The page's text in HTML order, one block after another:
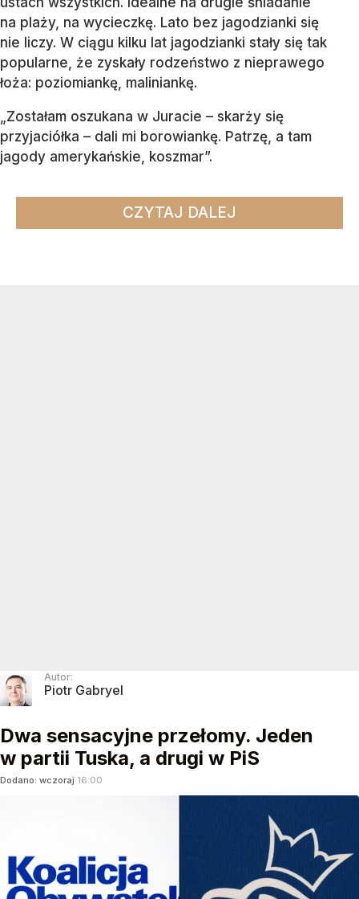
na plaży, na wycieczkę. Lato bez jagodzianki się
nie liczy. W ciągu kilku lat jagodzianki stały się tak
popularne, że zyskały rodzeństwo z nieprawego
łoża: poziomiankę, maliniankę.
„Zostałam oszukana w Juracie – skarży się
przyjaciółka – dali mi borowiankę. Patrzę, a tam
jagody amerykańskie, koszmar”.
CZYTAJ DALEJ
Autor:
Piotr Gabryel
Dwa sensacyjne przełomy. Jeden
w partii Tuska, a drugi w PiS
Dodano: wczoraj 16:00